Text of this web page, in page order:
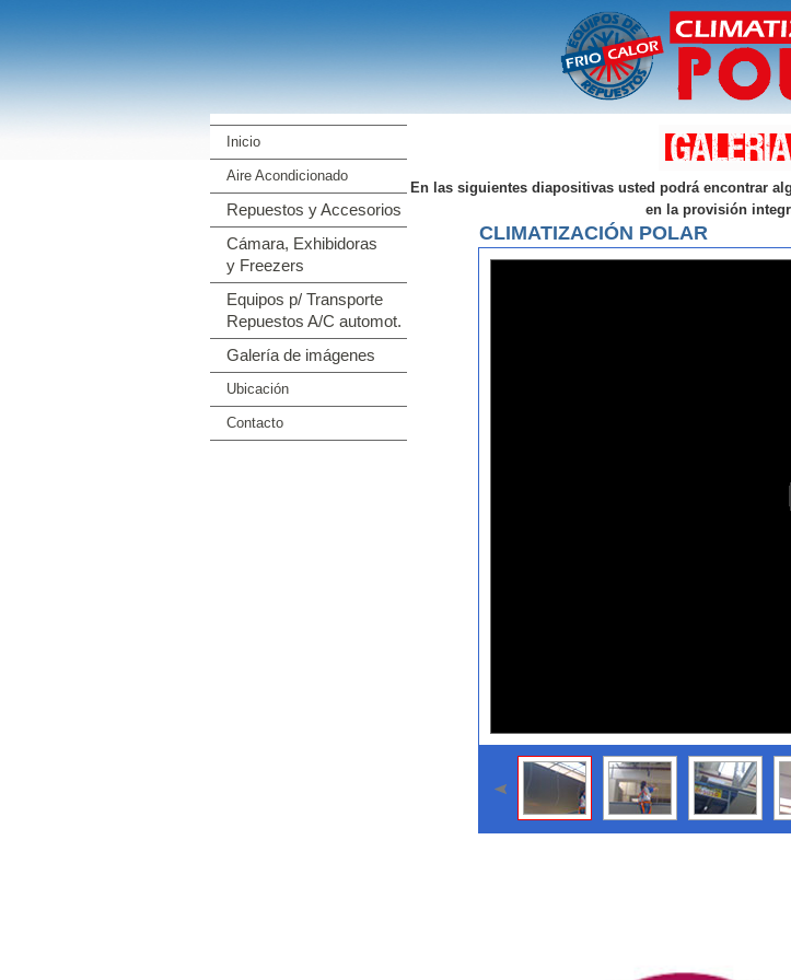
Inicio
Aire Acondicionado
Repuestos y Accesorios
Cámara, Exhibidoras
y Freezers
Equipos p/ Transporte
Repuestos A/C automot.
Galería de imágenes
Ubicación
Contacto
En las siguientes diapositivas usted podrá encontrar
en la provisión
CLIMATIZACIÓN POLAR